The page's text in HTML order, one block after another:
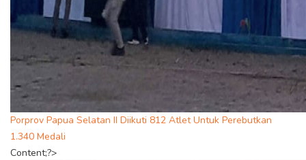
Porprov Papua Selatan II Diikuti 812 Atlet Untuk Perebutkan
1.340 Medali
Content;?>